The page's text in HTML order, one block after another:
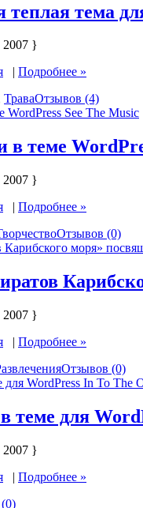
тема
2007 }
| Подробнее »
ТраваОтзывов (4)
теме
2007 }
| Подробнее »
Отзывов (0)
2007 }
| Подробнее »
Отзывов (0)
теме для
2007 }
| Подробнее »